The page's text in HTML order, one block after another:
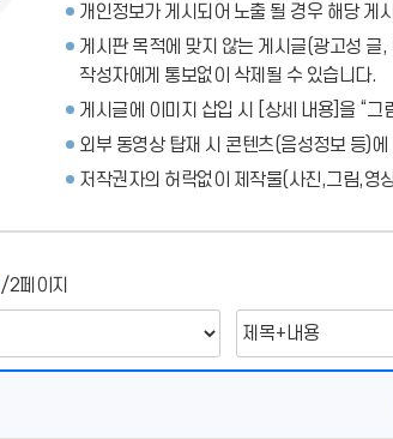
개인정보가 게시되어 노출 될 경우 해당 게
게시판 목적에 맞지 않는 게시글(광고성 글
작성자에게 통보없이 삭제될 수 있습니다.
게시글에 이미지 삽입 시 [상세 내용]을 “그
외부 동영상 탑재 시 콘텐츠(음성정보 등)
저작권자의 허락없이 제작물(사진,그림,영
/2페이지